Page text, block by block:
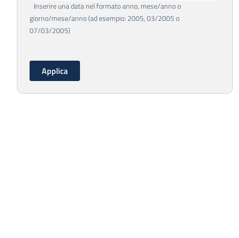
Inserire una data nel formato anno, mese/anno o
giorno/mese/anno (ad esempio: 2005, 03/2005 o
07/03/2005)